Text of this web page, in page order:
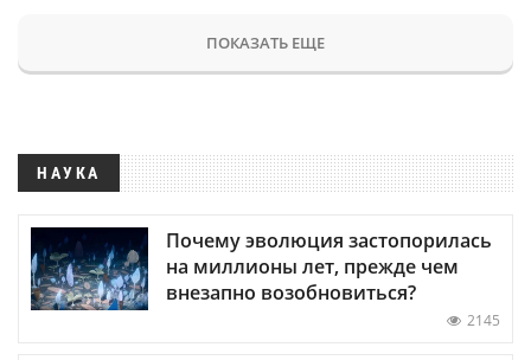
ПОКАЗАТЬ ЕЩЕ
НАУКА
Почему эволюция застопорилась
на миллионы лет, прежде чем
внезапно возобновиться?
2145